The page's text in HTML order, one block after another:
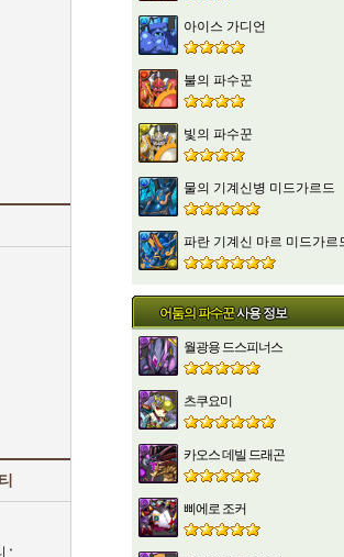
아이스 가디언
불의 파수꾼
빛의 파수꾼
물의 기계신병 미드가르드
파란 기계신 마르 미드가르
어둠의 파수꾼사용 정보
월광용 드스피너스
츠쿠요미
카오스 데빌 드래곤
삐에로 조커